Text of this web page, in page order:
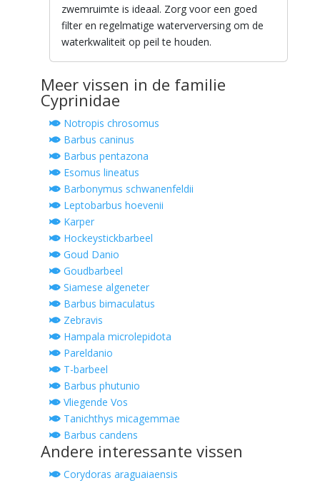
zwemruimte is ideaal. Zorg voor een goed
filter en regelmatige waterverversing om de
waterkwaliteit op peil te houden.
Meer vissen in de familie
Cyprinidae
Notropis chrosomus
Barbus caninus
Barbus pentazona
Esomus lineatus
Barbonymus schwanenfeldii
Leptobarbus hoevenii
Karper
Hockeystickbarbeel
Goud Danio
Goudbarbeel
Siamese algeneter
Barbus bimaculatus
Zebravis
Hampala microlepidota
Pareldanio
T-barbeel
Barbus phutunio
Vliegende Vos
Tanichthys micagemmae
Barbus candens
Andere interessante vissen
Corydoras araguaiaensis